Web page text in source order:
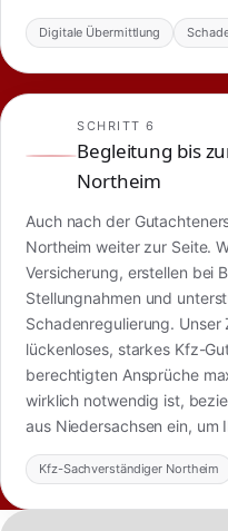
Digitale Übermittlung
SCHRITT 6
Begleitung bis
Northeim
Auch nach der
Northeim weiter zur Seite.
Versicherung, erstellen bei
Stellungnahmen und
Schadenregulierung. Unser
lückenloses, starkes Kfz-
berechtigten Ansprüche
wirklich notwendig ist,
aus Niedersachsen ein, um
Kfz-Sachverständiger Northeim